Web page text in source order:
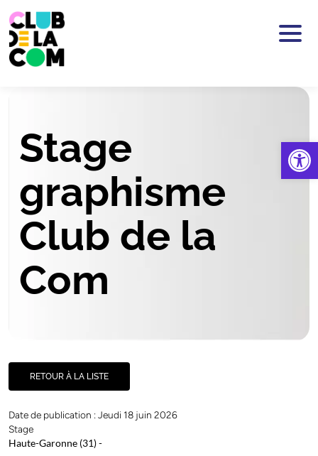
Stage
graphisme
Club de la
Com
RETOUR À LA LISTE
Date de publication : Jeudi 18 juin 2026
Stage
Haute-Garonne (31)-